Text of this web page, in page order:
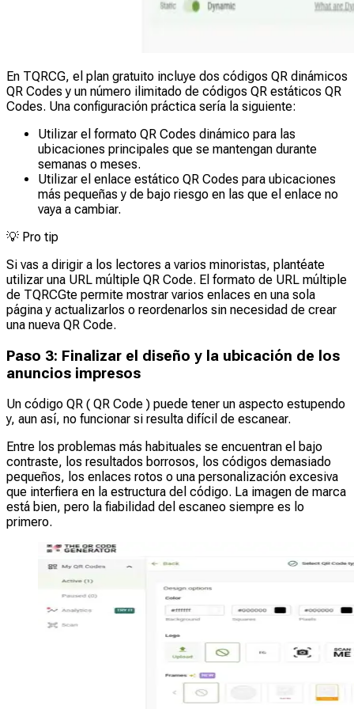
En TQRCG, el plan gratuito incluye dos códigos QR dinámicos
QR Codes y un número ilimitado de códigos QR estáticos QR
Codes. Una configuración práctica sería la siguiente:
Utilizar el formato QR Codes dinámico para las
ubicaciones principales que se mantengan durante
semanas o meses.
Utilizar el enlace estático QR Codes para ubicaciones
más pequeñas y de bajo riesgo en las que el enlace no
vaya a cambiar.
💡 Pro tip
Si vas a dirigir a los lectores a varios minoristas, plantéate
utilizar una URL múltiple QR Code. El formato de URL múltiple
de TQRCGte permite mostrar varios enlaces en una sola
página y actualizarlos o reordenarlos sin necesidad de crear
una nueva QR Code.
Paso 3: Finalizar el diseño y la ubicación de los
anuncios impresos
Un código QR ( QR Code ) puede tener un aspecto estupendo
y, aun así, no funcionar si resulta difícil de escanear.
Entre los problemas más habituales se encuentran el bajo
contraste, los resultados borrosos, los códigos demasiado
pequeños, los enlaces rotos o una personalización excesiva
que interfiera en la estructura del código. La imagen de marca
está bien, pero la fiabilidad del escaneo siempre es lo
primero.